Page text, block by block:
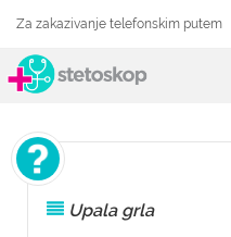
Za zakazivanje telefonskim putem
Upala grla